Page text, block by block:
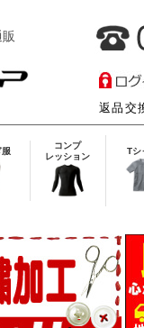
返品交
服
コンプ
レッション
Tシ